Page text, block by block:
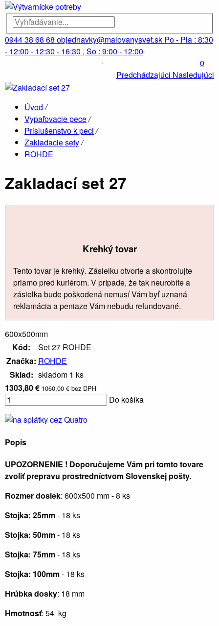
0944 38 68 68 objednavky@malovanysvet.sk Po - Pia : 8:30
- 12:00 - 12:30 - 16:30 , So : 9:00 - 12:00
0
Predchádzajúci Nasledujúci
Úvod /
Vypaľovacie pece/
Prislušenstvo k peci /
Zakladacie sety/
ROHDE
Zakladací set 27
Krehký tovar
Tento tovar je krehký. Zásielku otvorte a skontrolujte
priamo pred kuriérom. V prípade, že tak neurobíte a
zásielka bude poškodená nemusí Vám byť uznaná
reklamácia a peniaze Vám nebudu refundované.
600x500mm
Kód:
Set 27 ROHDE
Značka: ROHDE
Sklad: skladom 1 ks
1303,80 € 1060,00 € bez DPH
Do košíka
Popis
UPOZORNENIE ! Doporučujeme Vám pri tomto tovare
zvoliť prepravu prostredníctvom Slovenskej pošty.
Rozmer dosiek: 600x500 mm - 8 ks
Stojka: 25mm- 18 ks
Stojka: 50mm- 18 ks
Stojka: 75mm- 18 ks
Stojka: 100mm- 18 ks
Hrúbka dosky: 18 mm
Hmotnosť: 54 kg